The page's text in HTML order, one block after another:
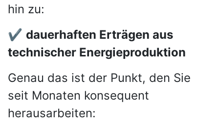
hin zu:
✔️ dauerhaften Erträgen aus
technischer Energieproduktion
Genau das ist der Punkt, den Sie
seit Monaten konsequent
herausarbeiten: